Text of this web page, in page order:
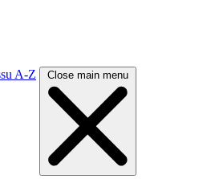
A-Z Close main menu